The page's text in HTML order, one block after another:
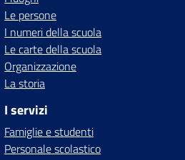
Le persone
I numeri della scuola
Le carte della scuola
Organizzazione
La storia
I servizi
Famiglie e studenti
Personale scolastico